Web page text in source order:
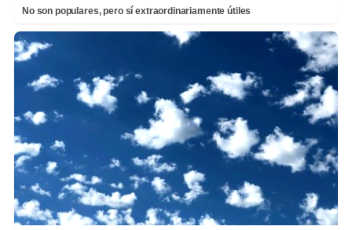
No son populares, pero sí extraordinariamente útiles